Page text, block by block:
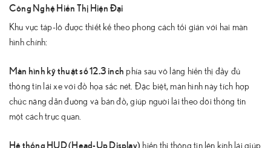
Công Nghệ Hiển Thị Hiện Đại
Khu vực táp-lô được thiết kế theo phong cách tối giản với hai màn
hình chính:
Màn hình kỹ thuật số 12.3 inch phía sau vô lăng hiển thị đầy đủ
thông tin lái xe với đồ họa sắc nét. Đặc biệt, màn hình này tích hợp
chức năng dẫn đường và bản đồ, giúp người lái theo dõi thông tin
một cách trực quan.
Hệ thống HUD (Head-Up Display) hiển thị thông tin lên kính lái giúp